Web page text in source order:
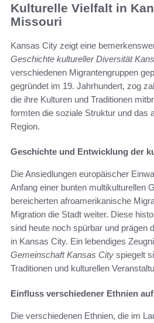
Kulturelle Vielfalt in
Missouri
Kansas City zeigt eine
Geschichte kultureller Diversität
verschiedenen Migrantengruppen
gegründet im 19. Jahrhundert, zog
die ihre Kulturen und Traditionen
formten die soziale Struktur und das
Region.
Geschichte und Entwicklung der
Die Ansiedlungen europäischer
Anfang einer bunten multikulturellen
bereicherten afroamerikanische
Migration die Stadt weiter. Diese
sind heute noch spürbar und prägen
in Kansas City. Ein lebendiges
Gemeinschaft Kansas City spiegelt
Traditionen und kulturellen
Einfluss verschiedener Ethnien
Die verschiedenen Ethnien, die im